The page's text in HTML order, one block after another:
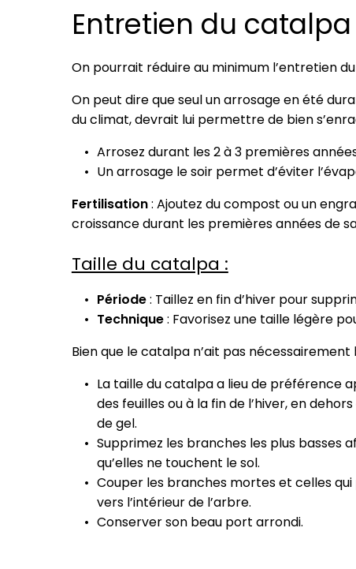
Entretien du catalpa
On pourrait réduire au minimum l’entretien
On peut dire que seul un arrosage en été
du climat, devrait lui permettre de bien
Arrosez durant les 2 à 3 premières
Un arrosage le soir permet d’éviter
Fertilisation: Ajoutez du compost ou un
croissance durant les premières années de
Taille du catalpa :
Période: Taillez en fin d’hiver pour
Technique: Favorisez une taille légère
Bien que le catalpa n’ait pas
La taille du catalpa a lieu de préférence
des feuilles ou à la fin de l’hiver, en
de gel.
Supprimez les branches les plus basses
qu’elles ne touchent le sol.
Couper les branches mortes et celles qui
vers l’intérieur de l’arbre.
Conserver son beau port arrondi.